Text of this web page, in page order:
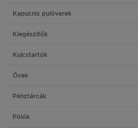
Kapucnis pulóverek
Kiegészítők
Kulcstartók
Övek
Pénztárcák
Pólók